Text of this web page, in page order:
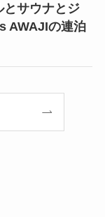
とサウナとジ
AWAJIの連泊